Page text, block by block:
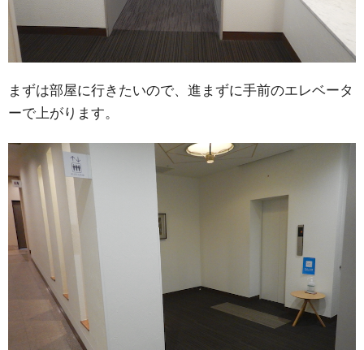
まずは部屋に行きたいので、進まずに手前のエレベータ
ーで上がります。